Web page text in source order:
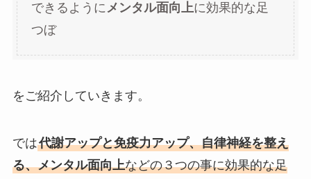
できるようにメンタル面向上に効果的な足
つぼ
をご紹介していきます。
では代謝アップと免疫力アップ、自律神経を整え
る、メンタル面向上などの３つの事に効果的な足